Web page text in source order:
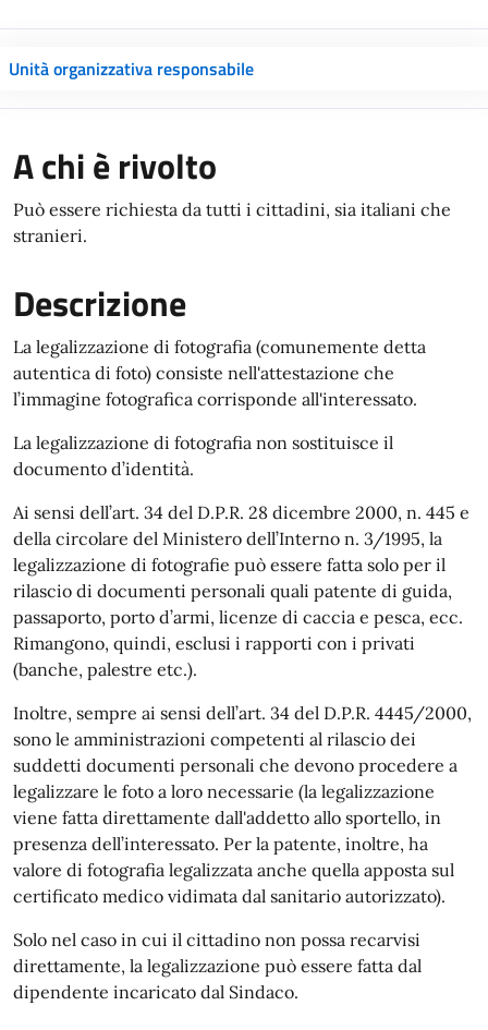
Unità organizzativa responsabile
A chi è rivolto
Può essere richiesta da tutti i cittadini, sia italiani che
stranieri.
Descrizione
La legalizzazione di fotografia (comunemente detta
autentica di foto) consiste nell'attestazione che
l’immagine fotografica corrisponde all'interessato.
La legalizzazione di fotografia non sostituisce il
documento d’identità.
Ai sensi dell’art. 34 del D.P.R. 28 dicembre 2000, n. 445 e
della circolare del Ministero dell’Interno n. 3/1995, la
legalizzazione di fotografie può essere fatta solo per il
rilascio di documenti personali quali patente di guida,
passaporto, porto d’armi, licenze di caccia e pesca, ecc.
Rimangono, quindi, esclusi i rapporti con i privati
(banche, palestre etc.).
Inoltre, sempre ai sensi dell’art. 34 del D.P.R. 4445/2000,
sono le amministrazioni competenti al rilascio dei
suddetti documenti personali che devono procedere a
legalizzare le foto a loro necessarie (la legalizzazione
viene fatta direttamente dall'addetto allo sportello, in
presenza dell’interessato. Per la patente, inoltre, ha
valore di fotografia legalizzata anche quella apposta sul
certificato medico vidimata dal sanitario autorizzato).
Solo nel caso in cui il cittadino non possa recarvisi
direttamente, la legalizzazione può essere fatta dal
dipendente incaricato dal Sindaco.